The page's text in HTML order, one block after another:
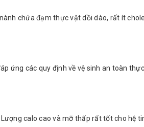
chứa đạm thực vật dồi dào, rất ít
ứng các quy định về vệ sinh an toàn
calo cao và mỡ thấp rất tốt cho hệ